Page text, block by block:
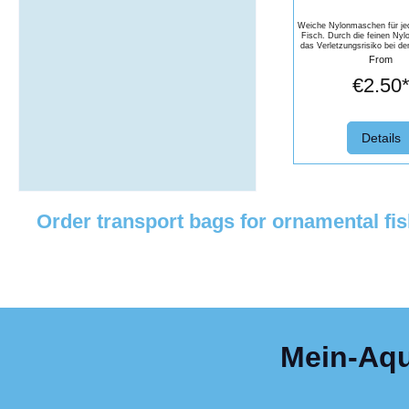
Weiche Nylonmaschen für
Fisch. Durch die feinen
das Verletzungsrisiko bei
das rausholen sehr
From
€2.50*
Details
Order transport bags for ornamental
Mein-